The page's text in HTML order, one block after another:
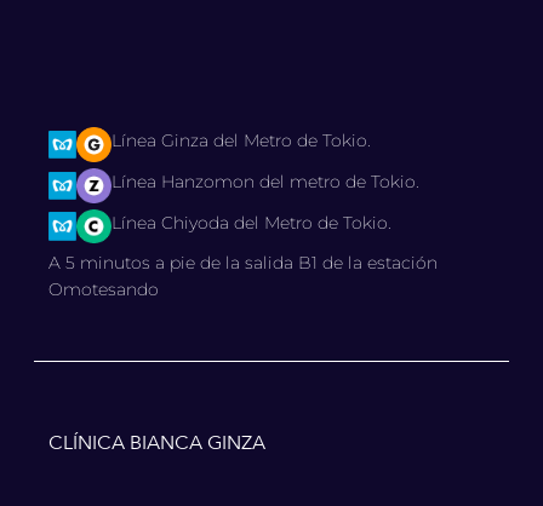
Línea Ginza del Metro de Tokio.
Línea Hanzomon del metro de Tokio.
Línea Chiyoda del Metro de Tokio.
A 5 minutos a pie de la salida B1 de la estación
Omotesando
CLÍNICA BIANCA GINZA